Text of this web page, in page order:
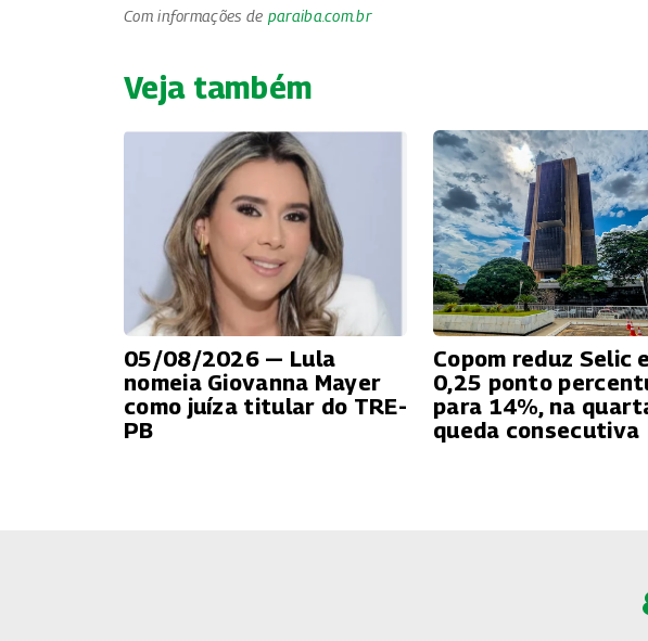
Com informações de paraiba.com.br
Veja também
05/08/2026 — Lula
nomeia Giovanna Mayer
como juíza titular do TRE-
PB
Copom reduz Selic
0,25 ponto
para 14%, na
queda consecutiva